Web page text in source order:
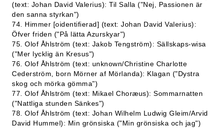
(text: Johan David Valerius): Til Salla ("Nej, Passionen är
den sanna styrkan")
74. Himmer [oidentifierad] (text: Johan David Valerius):
Öfver friden ("På lätta Azurskyar")
75. Olof Åhlström (text: Jakob Tengström): Sällskaps-wisa
("Mer lycklig än Kresus")
76. Olof Åhlström (text: unknown/Christine Charlotte
Cederström, born Mörner af Mörlanda): Klagan ("Dystra
skog och mörka gömma")
77. Olof Åhlström (text: Mikael Choræus): Sommarnatten
("Nattliga stunden Sänkes")
78. Olof Åhlström (text: Johan Wilhelm Ludwig Gleim/Arvid
David Hummel): Min grönsiska ("Min grönsiska och jag")